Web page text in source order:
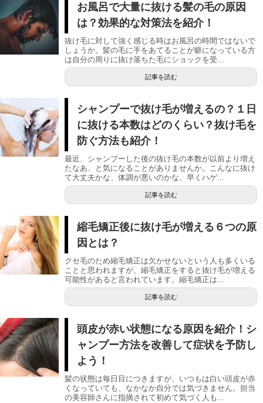
お風呂で大量に抜ける髪の毛の原因
は？効果的な対策法を紹介！
抜け毛に対して強く感じる時はお風呂の時間ではないで
しょうか。髪の毛に手をあてることが癖になっている方
は自分の周りに抜け落ちた毛にショックを受...
記事を読む
シャンプーで抜け毛が増えるの？１日
に抜ける本数はどのくらい？抜け毛を
防ぐ方法も紹介！
最近、シャンプーした後の抜け毛の本数が以前より増え
たなあ、と気になることがありませんか。こんなに抜け
て大丈夫かな、体調が悪いのかな、早くハゲ...
記事を読む
縮毛矯正後に抜け毛が増える６つの原
因とは？
クセ毛のため縮毛矯正は欠かせないという人も多くいる
ことと思われますが、縮毛矯正をすると抜け毛が増える
可能性があると言われています。縮毛矯正は...
記事を読む
頭皮が赤い状態になる原因を紹介！シ
ャンプー方法を改善して症状を予防し
よう！
髪の状態は毎日目につきますが、いつもは白い頭皮が赤
くなっていても、なかなか自分では気づきません。担当
の美容師さんに指摘されて初めて気づく人も...